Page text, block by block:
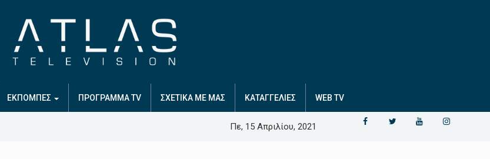
ΕΚΠΟΜΠΕΣ ΠΡΟΓΡΑΜΜΑ TV ΣΧΕΤΙΚΑ ΜΕ ΜΑΣ ΚΑΤΑΓΓΕΛΙΕΣ WEB TV
Πε, 15 Απριλίου, 2021